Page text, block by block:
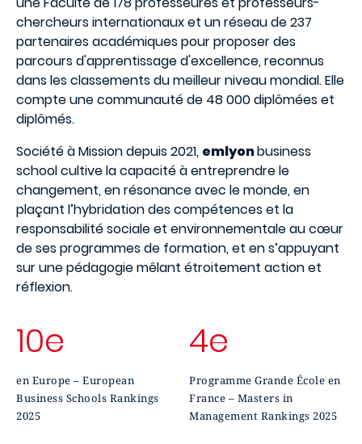
chercheurs internationaux et un réseau de 237
partenaires académiques pour proposer des
parcours d'apprentissage d'excellence, reconnus
dans les classements du meilleur niveau mondial. Elle
compte une communauté de 48 000 diplômées et
diplômés.
Société à Mission depuis 2021, emlyonbusiness
school cultive la capacité à entreprendre le
changement, en résonance avec le monde, en
plaçant l’hybridation des compétences et la
responsabilité sociale et environnementale au cœur
de ses programmes de formation, et en s’appuyant
sur une pédagogie mêlant étroitement action et
réflexion.
10e
en Europe – European
Business Schools Rankings
2025
4e
Programme Grande École en
France – Masters in
Management Rankings 2025